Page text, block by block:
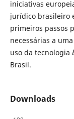
iniciativas
jurídico brasileiro
primeiros passos
necessárias a
uso da tecnologia
Brasil.
Downloads